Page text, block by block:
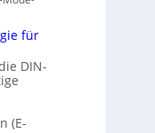
für
DIN-
(E-